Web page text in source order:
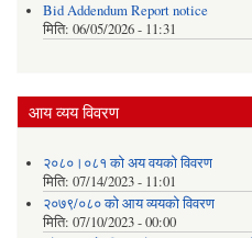
Bid Addendum Report notice
मिति: 06/05/2026 - 11:31
आय व्यय विवरण
२०८०।०८१ को अय वयको विवरण
मिति: 07/14/2023 - 11:01
२०७९/०८० को आय व्ययको विवरण
मिति: 07/10/2023 - 00:00